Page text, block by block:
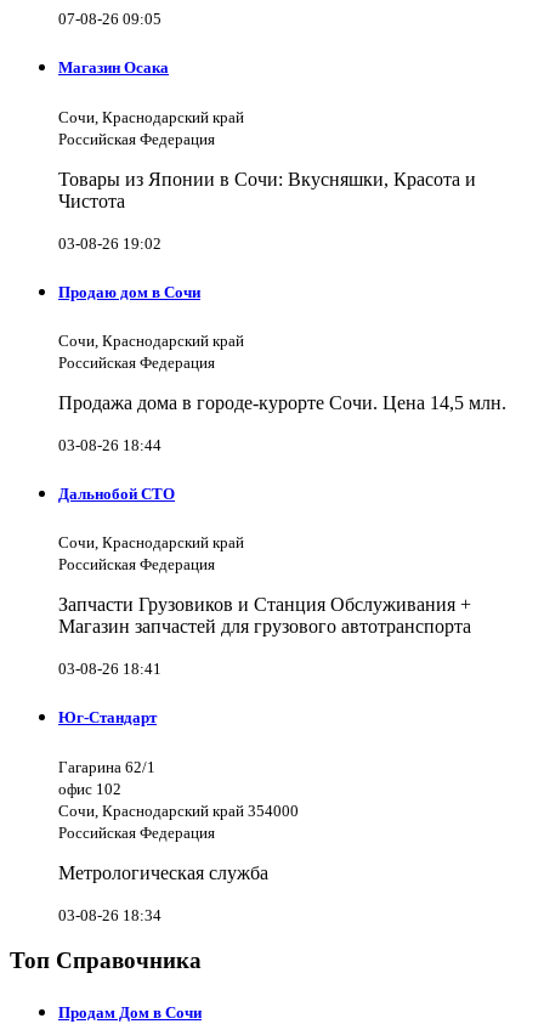
07-08-26 09:05
Магазин Осака
Сочи, Краснодарский край
Российская Федерация
Товары из Японии в Сочи: Вкусняшки, Красота и
Чистота
03-08-26 19:02
Продаю дом в Сочи
Сочи, Краснодарский край
Российская Федерация
Продажа дома в городе-курорте Сочи. Цена 14,5 млн.
03-08-26 18:44
Дальнобой СТО
Сочи, Краснодарский край
Российская Федерация
Запчасти Грузовиков и Станция Обслуживания +
Магазин запчастей для грузового автотранспорта
03-08-26 18:41
Юг-Стандарт
Гагарина 62/1
офис 102
Сочи, Краснодарский край 354000
Российская Федерация
Метрологическая служба
03-08-26 18:34
Топ Справочника
Продам Дом в Сочи